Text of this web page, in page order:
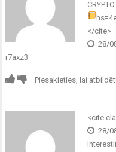
</cite>
28/
r7axz3
Piesakieties, lai
<cite
28/